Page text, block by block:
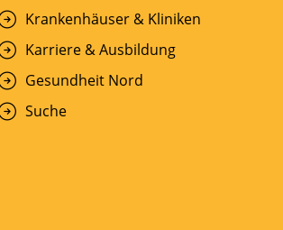
Krankenhäuser & Kliniken
Karriere & Ausbildung
Gesundheit Nord
Suche